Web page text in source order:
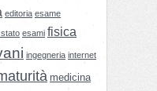
editoria esame
esami fisica
ingegneria internet
medicina